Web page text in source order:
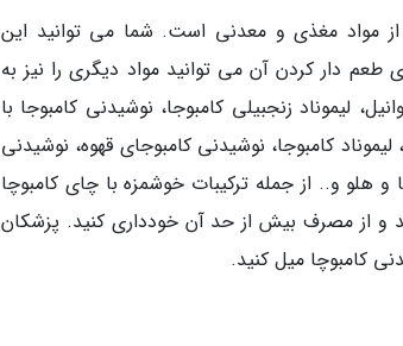
مواد مغذی و معدنی است. شما می توانید این
طعم دار کردن آن می توانید مواد دیگری را نیز به
لیموناد زنجبیلی کامبوجا، نوشیدنی کامبوجا با
کامبوجا، نوشیدنی کامبوجای قهوه، نوشیدنی
و هلو و.. از جمله ترکیبات خوشمزه با چای کامبوچا
و از مصرف بیش از حد آن خودداری کنید. پزشکان